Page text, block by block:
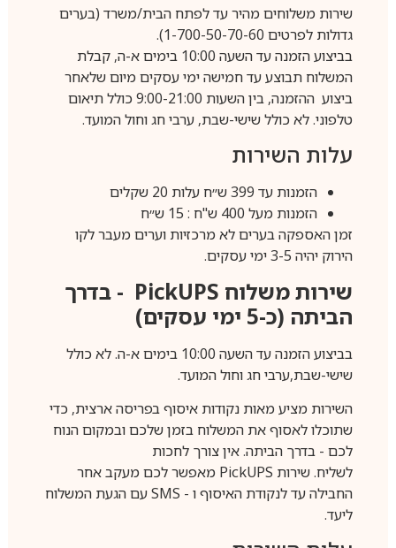
שירות משלוחים מהיר עד לפתח הבית/משרד (בערים
גדולות לפרטים 1-700-50-70-60).
בביצוע הזמנה עד השעה 10:00 בימים א-ה, קבלת
המשלוח תבוצע עד חמישה ימי עסקים מיום שלאחר
ביצוע ההזמנה, בין השעות 9:00-21:00 כולל תיאום
טלפוני. לא כולל שישי-שבת, ערבי חג וחול המועד.
עלות השירות
הזמנות עד 399 ש״ח עלות 20 שקלים
הזמנות מעל 400 ש"ח : 15 ש״ח
זמן האספקה בערים לא מרכזיות וערים מעבר לקו
הירוק יהיה 3-5 ימי עסקים.
שירות משלוח PickUPS- בדרך
הביתה (כ-5 ימי עסקים)
בביצוע הזמנה עד השעה 10:00 בימים א-ה. לא כולל
שישי-שבת,ערבי חג וחול המועד.
השירות מציע מאות נקודות איסוף בפריסה ארצית, כדי
שתוכלו לאסוף את המשלוח בזמן שלכם ובמקום הנוח
לכם - בדרך הביתה. אין צורך לחכות
לשליח. שירות PickUPSמאפשר לכם מעקב אחר
החבילה עד לנקודת האיסוף ו - SMSעם הגעת המשלוח
ליעד.